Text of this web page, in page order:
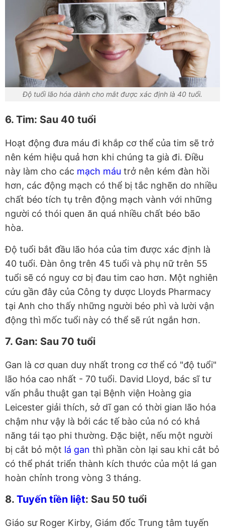
Độ tuổi lão hóa dành cho mắt được xác định là 40 tuổi.
6. Tim: Sau 40 tuổi
Hoạt động đưa máu đi khắp cơ thể của tim sẽ trở
nên kém hiệu quả hơn khi chúng ta già đi. Điều
này làm cho các mạch máu trở nên kém đàn hồi
hơn, các động mạch có thể bị tắc nghẽn do nhiều
chất béo tích tụ trên động mạch vành với những
người có thói quen ăn quá nhiều chất béo bão
hòa.
Độ tuổi bắt đầu lão hóa của tim được xác định là
40 tuổi. Đàn ông trên 45 tuổi và phụ nữ trên 55
tuổi sẽ có nguy cơ bị đau tim cao hơn. Một nghiên
cứu gần đây của Công ty dược Lloyds Pharmacy
tại Anh cho thấy những người béo phì và lười vận
động thì mốc tuổi này có thể sẽ rút ngắn hơn.
7. Gan: Sau 70 tuổi
Gan là cơ quan duy nhất trong cơ thể có "độ tuổi"
lão hóa cao nhất - 70 tuổi. David Lloyd, bác sĩ tư
vấn phẫu thuật gan tại Bệnh viện Hoàng gia
Leicester giải thích, sở dĩ gan có thời gian lão hóa
chậm như vậy là bởi các tế bào của nó có khả
năng tái tạo phi thường. Đặc biệt, nếu một người
bị cắt bỏ một lá gan thì phần còn lại sau khi cắt bỏ
có thể phát triển thành kích thước của một lá gan
hoàn chỉnh trong vòng 3 tháng.
8. Tuyến tiền liệt: Sau 50 tuổi
Giáo sư Roger Kirby, Giám đốc Trung tâm tuyến